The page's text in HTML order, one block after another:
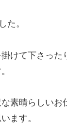
た。
けて下さった
素晴らしいお
ます。